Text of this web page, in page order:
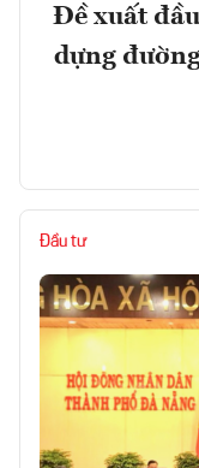
Đề xuất
dựng
Đầu tư